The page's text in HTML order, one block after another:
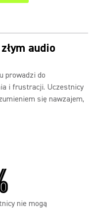
audio
prowadzi do
i frustracji. Uczestnicy
się nawzajem,
nie mogą